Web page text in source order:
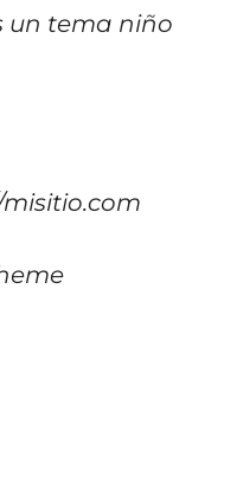
un tema niño